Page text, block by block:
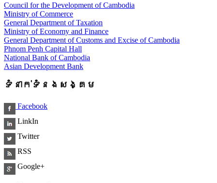
Council for the Development of Cambodia
Ministry of Commerce
General Department of Taxation
Ministry of Economy and Finance
General Department of Customs and Excise of Cambodia
Phnom Penh Capital Hall
National Bank of Cambodia
Asian Development Bank
ទំនាក់ទំនងសង្គម
Facebook
LinkIn
Twitter
RSS
Google+